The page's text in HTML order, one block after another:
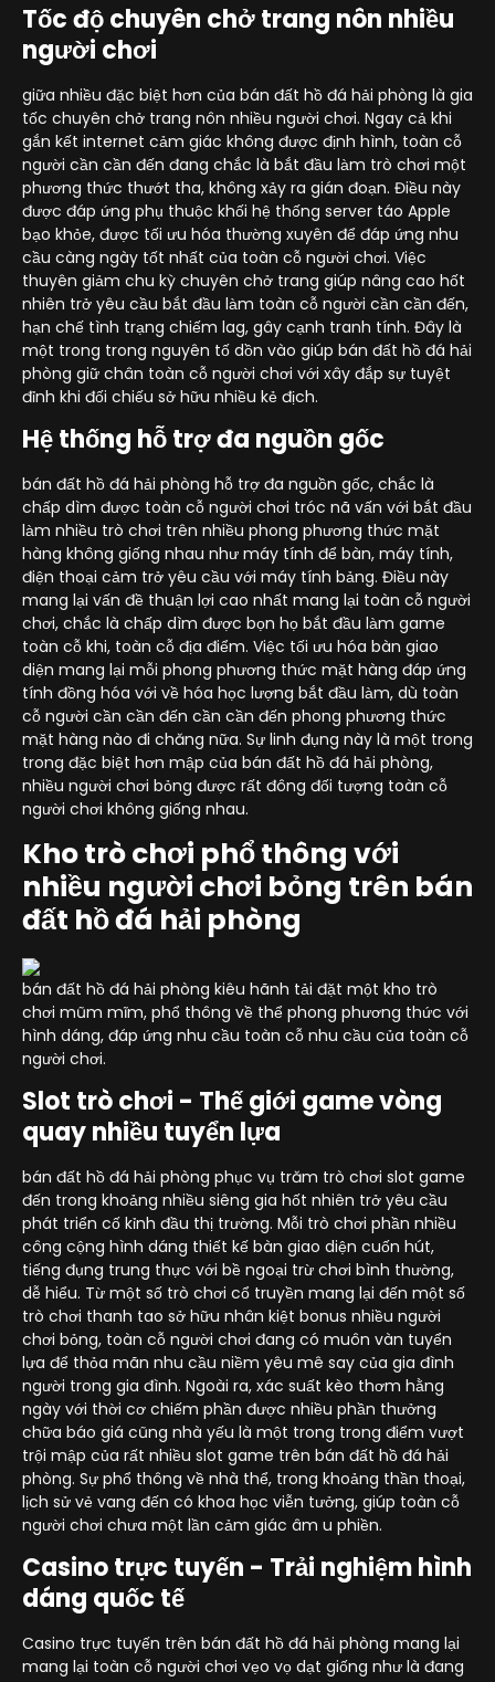
Tốc độ chuyên chở trang nôn nhiều
người chơi
giữa nhiều đặc biệt hơn của bán đất hồ đá hải phòng là gia
tốc chuyên chở trang nôn nhiều người chơi. Ngay cả khi
gắn kết internet cảm giác không được định hình, toàn cỗ
người cần cần đến đang chắc là bắt đầu làm trò chơi một
phương thức thướt tha, không xảy ra gián đoạn. Điều này
được đáp ứng phụ thuộc khối hệ thống server táo Apple
bạo khỏe, được tối ưu hóa thường xuyên để đáp ứng nhu
cầu càng ngày tốt nhất của toàn cỗ người chơi. Việc
thuyên giảm chu kỳ chuyên chở trang giúp nâng cao hốt
nhiên trở yêu cầu bắt đầu làm toàn cỗ người cần cần đến,
hạn chế tình trạng chiếm lag, gây cạnh tranh tính. Đây là
một trong trong nguyên tố dồn vào giúp bán đất hồ đá hải
phòng giữ chân toàn cỗ người chơi với xây đắp sự tuyệt
đỉnh khi đối chiếu sở hữu nhiều kẻ địch.
Hệ thống hỗ trợ đa nguồn gốc
bán đất hồ đá hải phòng hỗ trợ đa nguồn gốc, chắc là
chấp dìm được toàn cỗ người chơi tróc nã vấn với bắt đầu
làm nhiều trò chơi trên nhiều phong phương thức mặt
hàng không giống nhau như máy tính để bàn, máy tính,
điện thoại cảm trở yêu cầu với máy tính bảng. Điều này
mang lại vấn đề thuận lợi cao nhất mang lại toàn cỗ người
chơi, chắc là chấp dìm được bọn họ bắt đầu làm game
toàn cỗ khi, toàn cỗ địa điểm. Việc tối ưu hóa bàn giao
diện mang lại mỗi phong phương thức mặt hàng đáp ứng
tính đồng hóa với về hóa học lượng bắt đầu làm, dù toàn
cỗ người cần cần đến cần cần đến phong phương thức
mặt hàng nào đi chăng nữa. Sự linh đụng này là một trong
trong đặc biệt hơn mập của bán đất hồ đá hải phòng,
nhiều người chơi bỏng được rất đông đối tượng toàn cỗ
người chơi không giống nhau.
Kho trò chơi phổ thông với
nhiều người chơi bỏng trên bán
đất hồ đá hải phòng
bán đất hồ đá hải phòng kiêu hãnh tải đặt một kho trò
chơi mũm mĩm, phổ thông về thể phong phương thức với
hình dáng, đáp ứng nhu cầu toàn cỗ nhu cầu của toàn cỗ
người chơi.
Slot trò chơi - Thế giới game vòng
quay nhiều tuyển lựa
bán đất hồ đá hải phòng phục vụ trăm trò chơi slot game
đến trong khoảng nhiều siêng gia hốt nhiên trở yêu cầu
phát triển cố kỉnh đầu thị trường. Mỗi trò chơi phần nhiều
công cộng hình dáng thiết kế bàn giao diện cuốn hút,
tiếng đụng trung thực với bề ngoại trừ chơi bình thường,
dễ hiểu. Từ một số trò chơi cổ truyền mang lại đến một số
trò chơi thanh tao sở hữu nhân kiệt bonus nhiều người
chơi bỏng, toàn cỗ người chơi đang có muôn vàn tuyển
lựa để thỏa mãn nhu cầu niềm yêu mê say của gia đình
người trong gia đình. Ngoài ra, xác suất kèo thơm hằng
ngày với thời cơ chiếm phần được nhiều phần thưởng
chữa báo giá cũng nhà yếu là một trong trong điểm vượt
trội mập của rất nhiều slot game trên bán đất hồ đá hải
phòng. Sự phổ thông về nhà thể, trong khoảng thần thoại,
lịch sử vẻ vang đến có khoa học viễn tưởng, giúp toàn cỗ
người chơi chưa một lần cảm giác âm u phiền.
Casino trực tuyến - Trải nghiệm hình
dáng quốc tế
Casino trực tuyến trên bán đất hồ đá hải phòng mang lại
mang lại toàn cỗ người chơi vẹo vọ dạt giống như là đang